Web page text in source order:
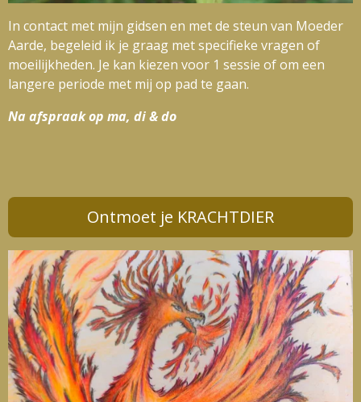
In contact met mijn gidsen en met de steun van Moeder
Aarde, begeleid ik je graag met specifieke vragen of
moeilijkheden. Je kan kiezen voor 1 sessie of om een
langere periode met mij op pad te gaan.
Na afspraak op ma, di & do
Ontmoet je KRACHTDIER